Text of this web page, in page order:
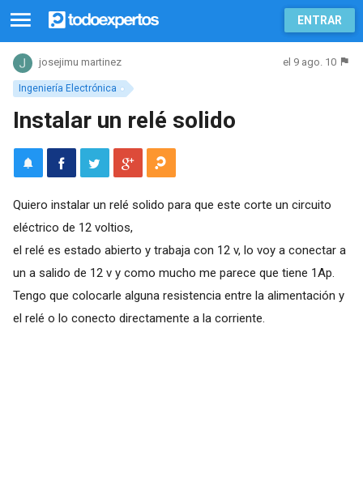
ENTRAR
Ingeniería Electrónica
josejimu martinez el 9 ago. 10
Instalar un relé solido
Quiero instalar un relé solido para que este corte un circuito
eléctrico de 12 voltios,
el relé es estado abierto y trabaja con 12 v, lo voy a conectar a
un a salido de 12 v y como mucho me parece que tiene 1Ap.
Tengo que colocarle alguna resistencia entre la alimentación y
el relé o lo conecto directamente a la corriente.